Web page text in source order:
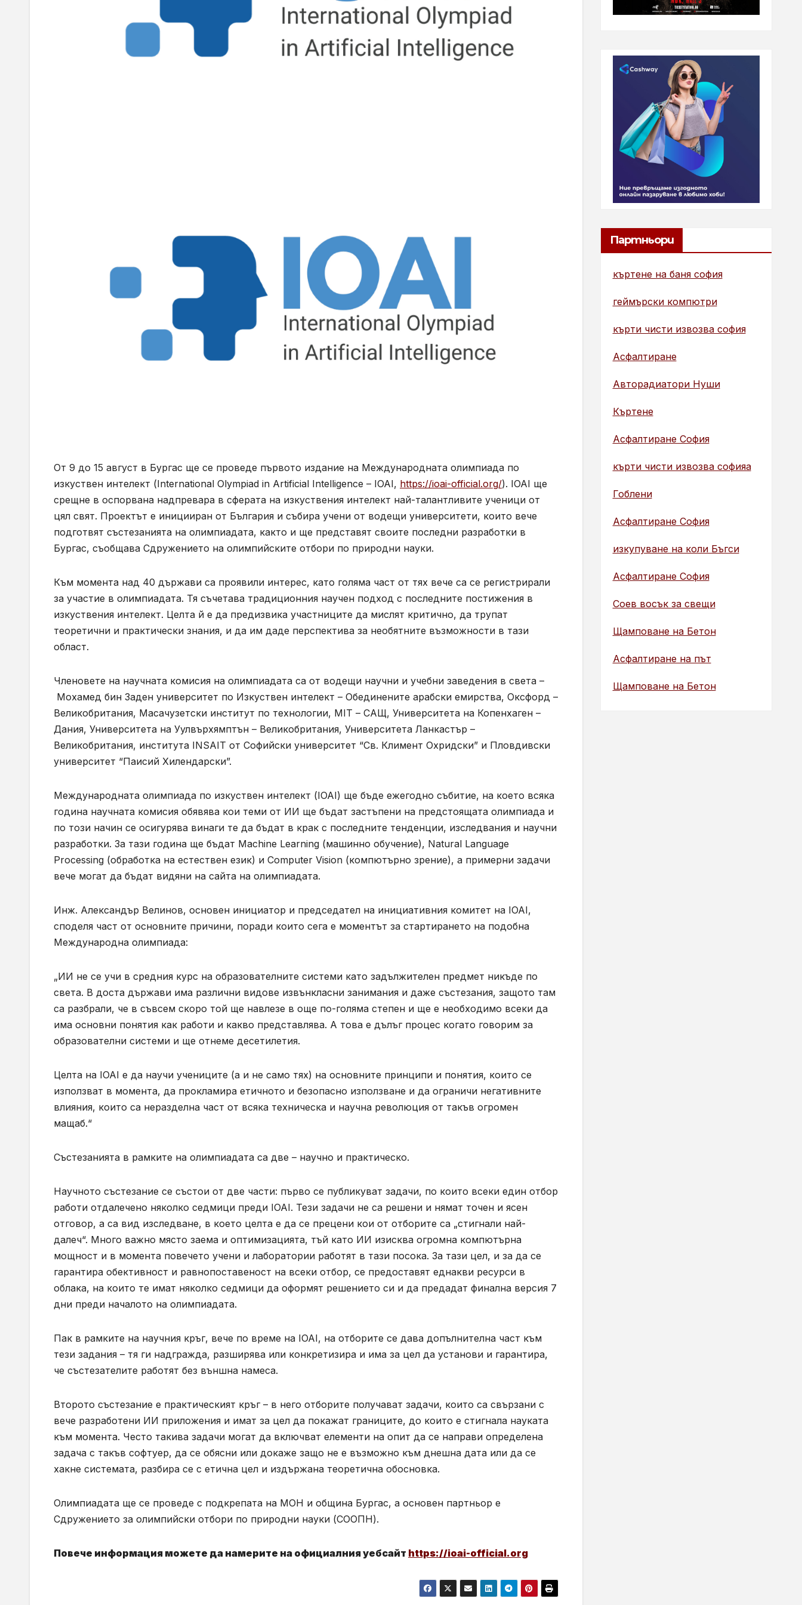
От 9 до 15 август в Бургас ще се проведе първото издание на Международната олимпиада по
изкуствен интелект (International Olympiad in Artificial Intelligence – IOAI, https://ioai-official.org/). IOAI ще
срещне в оспорвана надпревара в сферата на изкуствения интелект най-талантливите ученици от
цял свят. Проектът е иницииран от България и събира учени от водещи университети, които вече
подготвят състезанията на олимпиадата, както и ще представят своите последни разработки в
Бургас, съобщава Сдружението на олимпийските отбори по природни науки.
Към момента над 40 държави са проявили интерес, като голяма част от тях вече са се регистрирали
за участие в олимпиадата. Тя съчетава традиционния научен подход с последните постижения в
изкуствения интелект. Целта й е да предизвика участниците да мислят критично, да трупат
теоретични и практически знания, и да им даде перспектива за необятните възможности в тази
област.
Членовете на научната комисия на олимпиадата са от водещи научни и учебни заведения в света –
Мохамед бин Заден университет по Изкуствен интелект – Обединените арабски емирства, Оксфорд –
Великобритания, Масачузетски институт по технологии, MIT – САЩ, Университета на Копенхаген –
Дания, Университета на Уулвърхямптън – Великобритания, Университета Ланкастър –
Великобритания, института INSAIT от Софийски университет “Св. Климент Охридски” и Пловдивски
университет “Паисий Хилендарски”.
Международната олимпиада по изкуствен интелект (IOAI) ще бъде ежегодно събитие, на което всяка
година научната комисия обявява кои теми от ИИ ще бъдат застъпени на предстоящата олимпиада и
по този начин се осигурява винаги те да бъдат в крак с последните тенденции, изследвания и научни
разработки. За тази година ще бъдат Machine Learning (машинно обучение), Natural Language
Processing (обработка на естествен език) и Computer Vision (компютърно зрение), a примерни задачи
вече могат да бъдат видяни на сайта на олимпиадата.
Инж. Александър Велинов, основен инициатор и председател на инициативния комитет на IOAI,
споделя част от основните причини, поради които сега е моментът за стартирането на подобна
Международна олимпиада:
„ИИ не се учи в средния курс на образователните системи като задължителен предмет никъде по
света. В доста държави има различни видове извънкласни занимания и даже състезания, защото там
са разбрали, че в съвсем скоро той ще навлезе в още по-голяма степен и ще е необходимо всеки да
има основни понятия как работи и какво представлява. А това е дълъг процес когато говорим за
образователни системи и ще отнеме десетилетия.
Целта на IOAI е да научи учениците (а и не само тях) на основните принципи и понятия, които се
използват в момента, да прокламира етичното и безопасно използване и да ограничи негативните
влияния, които са неразделна част от всяка техническа и научна революция от такъв огромен
мащаб.“
Състезанията в рамките на олимпиадата са две – научно и практическо.
Научното състезание се състои от две части: първо се публикуват задачи, по които всеки един отбор
работи отдалечено няколко седмици преди IOAI. Тези задачи не са решени и нямат точен и ясен
отговор, а са вид изследване, в което целта е да се прецени кои от отборите са „стигнали най-
далеч“. Много важно място заема и оптимизацията, тъй като ИИ изисква огромна компютърна
мощност и в момента повечето учени и лаборатории работят в тази посока. За тази цел, и за да се
гарантира обективност и равнопоставеност на всеки отбор, се предоставят еднакви ресурси в
облака, на които те имат няколко седмици да оформят решението си и да предадат финална версия 7
дни преди началото на олимпиадата.
Пак в рамките на научния кръг, вече по време на IOAI, на отборите се дава допълнителна част към
тези задания – тя ги надгражда, разширява или конкретизира и има за цел да установи и гарантира,
че състезателите работят без външна намеса.
Второто състезание е практическият кръг – в него отборите получават задачи, които са свързани с
вече разработени ИИ приложения и имат за цел да покажат границите, до които е стигнала науката
към момента. Често такива задачи могат да включват елементи на опит да се направи определена
задача с такъв софтуер, да се обясни или докаже защо не е възможно към днешна дата или да се
хакне системата, разбира се с етична цел и издържана теоретична обосновка.
Олимпиадата ще се проведе с подкрепата на МОН и община Бургас, а основен партньор е
Сдружението за олимпийски отбори по природни науки (СООПН).
Повече информация можете да намерите на официалния уебсайт https://ioai-official.org
Партньори
къртене на баня софия
геймърски компютри
кърти чисти извозва софия
Асфалтиране
Авторадиатори Нуши
Къртене
Асфалтиране София
кърти чисти извозва софияа
Гоблени
Асфалтиране София
изкупуване на коли Бъгси
Асфалтиране София
Соев восък за свещи
Щамповане на Бетон
Асфалтиране на път
Щамповане на Бетон